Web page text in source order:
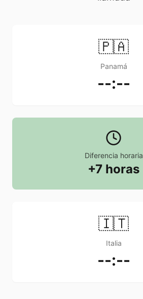
🇵🇦
Panamá
--:--
Diferencia horaria
+7 horas
🇮🇹
Italia
--:--